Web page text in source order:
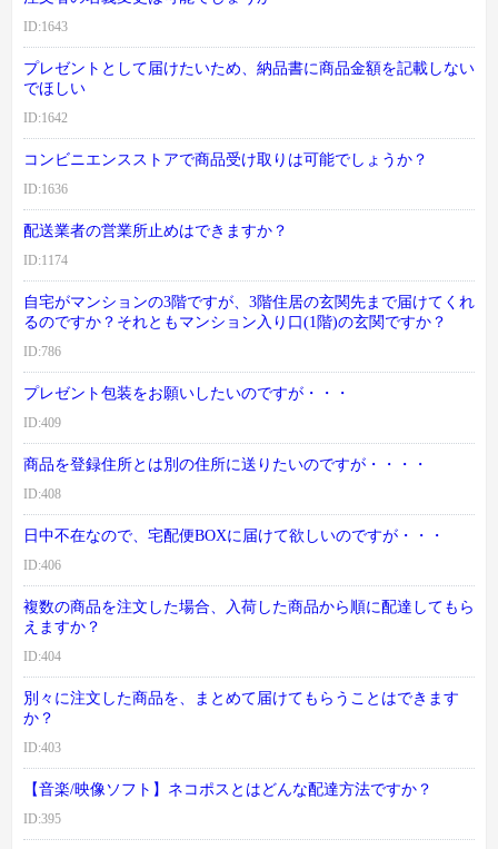
ID:1643
プレゼントとして届けたいため、納品書に商品金額を記載しない
でほしい
ID:1642
コンビニエンスストアで商品受け取りは可能でしょうか？
ID:1636
配送業者の営業所止めはできますか？
ID:1174
自宅がマンションの3階ですが、3階住居の玄関先まで届けてくれ
るのですか？それともマンション入り口(1階)の玄関ですか？
ID:786
プレゼント包装をお願いしたいのですが・・・
ID:409
商品を登録住所とは別の住所に送りたいのですが・・・・
ID:408
日中不在なので、宅配便BOXに届けて欲しいのですが・・・
ID:406
複数の商品を注文した場合、入荷した商品から順に配達してもら
えますか？
ID:404
別々に注文した商品を、まとめて届けてもらうことはできます
か？
ID:403
【音楽/映像ソフト】ネコポスとはどんな配達方法ですか？
ID:395